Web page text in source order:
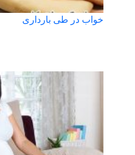
خواب در طی بارداری